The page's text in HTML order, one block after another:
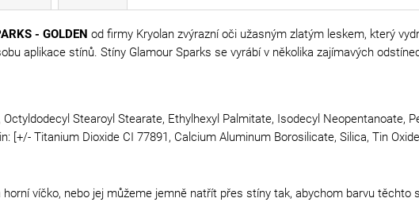
- GOLDEN od firmy Kryolan zvýrazní oči užasným zlatým leskem, který
aplikace stínů. Stíny Glamour Sparks se vyrábí v několika zajímavých
Stearoyl Stearate, Ethylhexyl Palmitate, Isodecyl Neopentanoate,
[+/- Titanium Dioxide CI 77891, Calcium Aluminum Borosilicate, Silica, Tin
víčko, nebo jej můžeme jemně natřít přes stíny tak, abychom barvu